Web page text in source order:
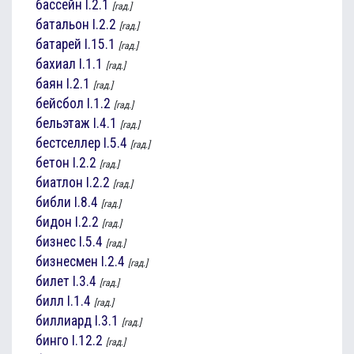
бассейн I.2.1 [гад.]
батальон I.2.2 [гад.]
батарей I.15.1 [гад.]
бахиал I.1.1 [гад.]
баян I.2.1 [гад.]
бейсбол I.1.2 [гад.]
бельэтаж I.4.1 [гад.]
бестселлер I.5.4 [гад.]
бетон I.2.2 [гад.]
биатлон I.2.2 [гад.]
библи I.8.4 [гад.]
бидон I.2.2 [гад.]
бизнес I.5.4 [гад.]
бизнесмен I.2.4 [гад.]
билет I.3.4 [гад.]
билл I.1.4 [гад.]
биллиард I.3.1 [гад.]
бинго I.12.2 [гад.]